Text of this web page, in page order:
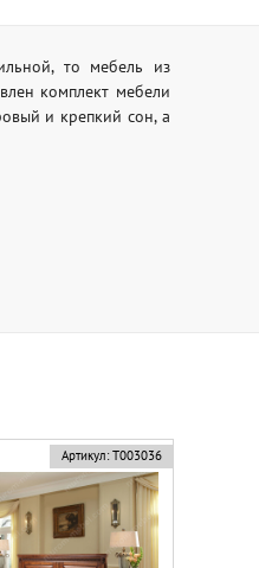
то мебель из
комплект мебели
и крепкий сон, а
Артикул: Т003036